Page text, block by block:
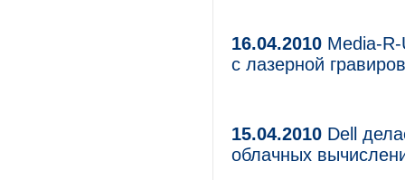
16.04.2010 Media-
с лазерной
15.04.2010 Dell
облачных